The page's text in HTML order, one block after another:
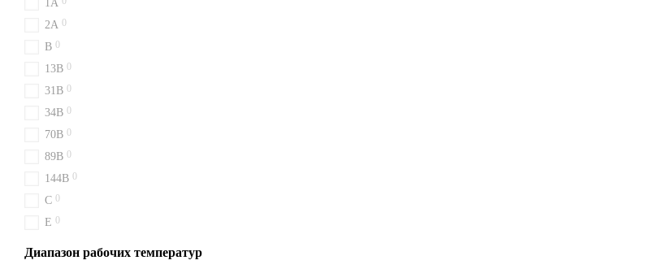
1A
2A 0
B 0
13B 0
31B 0
34B 0
70B 0
89B 0
144B 0
C 0
E 0
Диапазон рабочих температур